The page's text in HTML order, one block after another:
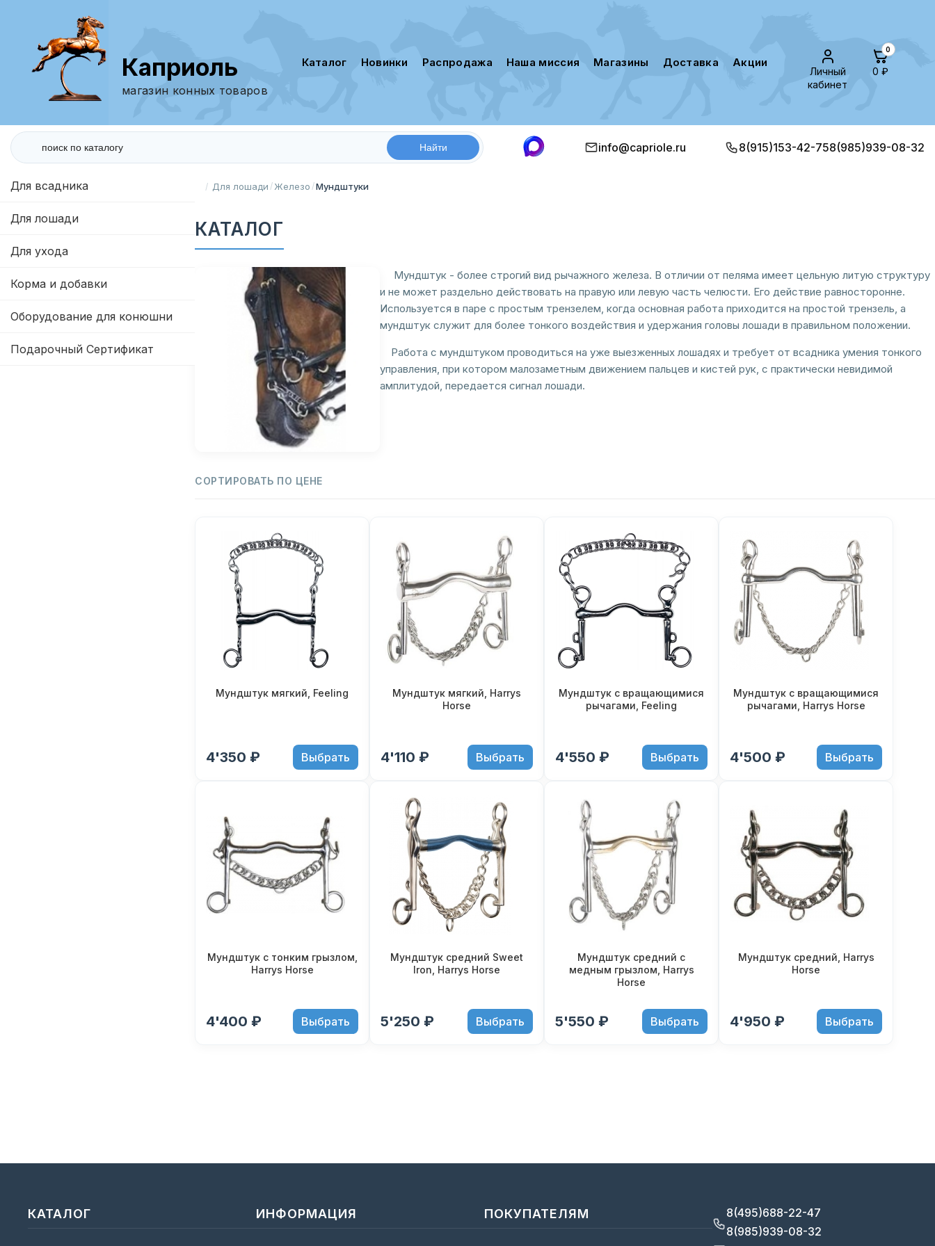
Каприоль
магазин конных товаров
каталог новинки распродажа наша миссия магазины доставка акции
Личный
кабинет
0
0 ₽
info@capriole.ru 8(915)153-42-758(985)939-08-32
Для всадника
Для лошади
Для ухода
Корма и добавки
Оборудование для конюшни
Подарочный Сертификат
Для лошади Железо Мундштуки
КАТАЛОГ
Мундштук - более строгий вид рычажного железа. В отличии от пеляма имеет цельную литую структуру
и не может раздельно действовать на правую или левую часть челюсти. Его действие равносторонне.
Используется в паре с простым трензелем, когда основная работа приходится на простой трензель, а
мундштук служит для более тонкого воздействия и удержания головы лошади в правильном положении.
Работа с мундштуком проводиться на уже выезженных лошадях и требует от всадника умения тонкого
управления, при котором малозаметным движением пальцев и кистей рук, с практически невидимой
амплитудой, передается сигнал лошади.
СОРТИРОВАТЬ ПО ЦЕНЕ
Мундштук мягкий, Feeling
4'350 ₽ Выбрать
Мундштук мягкий, Harrys
Horse
4'110 ₽ Выбрать
Мундштук с вращающимися
рычагами, Feeling
4'550 ₽ Выбрать
Мундштук с вращающимися
рычагами, Harrys Horse
4'500 ₽ Выбрать
Мундштук с тонким грызлом,
Harrys Horse
4'400 ₽ Выбрать
Мундштук средний Sweet
Iron, Harrys Horse
5'250 ₽ Выбрать
Мундштук средний с
медным грызлом, Harrys
Horse
5'550 ₽ Выбрать
Мундштук средний, Harrys
Horse
4'950 ₽ Выбрать
КАТАЛОГ ИНФОРМАЦИЯ ПОКУПАТЕЛЯМ
8(495)688-22-47
8(985)939-08-32